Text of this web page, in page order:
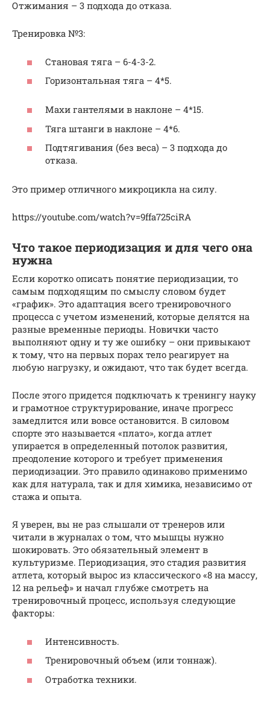
Отжимания – 3 подхода до отказа.
Тренировка №3:
Становая тяга – 6-4-3-2.
Горизонтальная тяга – 4*5.
Махи гантелями в наклоне – 4*15.
Тяга штанги в наклоне – 4*6.
Подтягивания (без веса) – 3 подхода до
отказа.
Это пример отличного микроцикла на силу.
https://youtube.com/watch?v=9ffa725ciRA
Что такое периодизация и для чего она
нужна
Если коротко описать понятие периодизации, то
самым подходящим по смыслу словом будет
«график». Это адаптация всего тренировочного
процесса с учетом изменений, которые делятся на
разные временные периоды. Новички часто
выполняют одну и ту же ошибку – они привыкают
к тому, что на первых порах тело реагирует на
любую нагрузку, и ожидают, что так будет всегда.
После этого придется подключать к тренингу науку
и грамотное структурирование, иначе прогресс
замедлится или вовсе остановится. В силовом
спорте это называется «плато», когда атлет
упирается в определенный потолок развития,
преодоление которого и требует применения
периодизации. Это правило одинаково применимо
как для натурала, так и для химика, независимо от
стажа и опыта.
Я уверен, вы не раз слышали от тренеров или
читали в журналах о том, что мышцы нужно
шокировать. Это обязательный элемент в
культуризме. Периодизация, это стадия развития
атлета, который вырос из классического «8 на массу,
12 на рельеф» и начал глубже смотреть на
тренировочный процесс, используя следующие
факторы:
Интенсивность.
Тренировочный объем (или тоннаж).
Отработка техники.